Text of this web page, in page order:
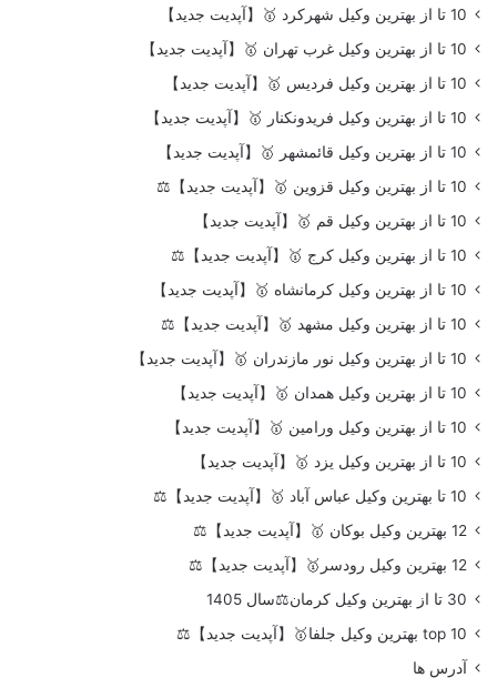
10 تا از بهترین وکیل شهرکرد 🥇【آپدیت جدید】
10 تا از بهترین وکیل غرب تهران 🥇【آپدیت جدید】
10 تا از بهترین وکیل فردیس 🥇【آپدیت جدید】
10 تا از بهترین وکیل فریدونکنار 🥇【آپدیت جدید】
10 تا از بهترین وکیل قائمشهر 🥇【آپدیت جدید】
10 تا از بهترین وکیل قزوین 🥇【آپدیت جدید】⚖️
10 تا از بهترین وکیل قم 🥇【آپدیت جدید】
10 تا از بهترین وکیل کرج 🥇【آپدیت جدید】⚖️
10 تا از بهترین وکیل کرمانشاه 🥇【آپدیت جدید】
10 تا از بهترین وکیل مشهد 🥇【آپدیت جدید】⚖️
10 تا از بهترین وکیل نور مازندران 🥇【آپدیت جدید】
10 تا از بهترین وکیل همدان 🥇【آپدیت جدید】
10 تا از بهترین وکیل ورامین 🥇【آپدیت جدید】
10 تا از بهترین وکیل یزد 🥇【آپدیت جدید】
10 تا بهترین وکیل عباس آباد 🥇【آپدیت جدید】⚖️
12 بهترین وکیل بوکان 🥇【آپدیت جدید】⚖️
12 بهترین وکیل رودسر🥇【آپدیت جدید】⚖️
30 تا از بهترین وکیل کرمان⚖️سال 1405
top 10 بهترین وکیل جلفا🥇【آپدیت جدید】⚖️
آدرس ها